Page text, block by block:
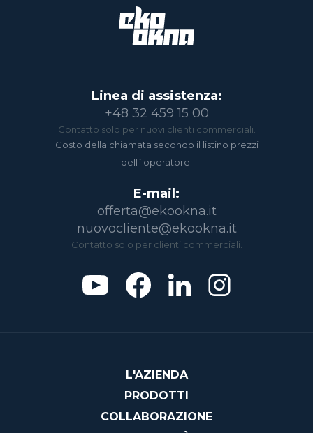
Linea di assistenza:
+48 32 459 15 00
Contatto solo per nuovi clienti commerciali.
Costo della chiamata secondo il listino prezzi
dell`operatore.
E-mail:
offerta@ekookna.it
nuovocliente@ekookna.it
Contatto solo per clienti commerciali.
L'AZIENDA
PRODOTTI
COLLABORAZIONE